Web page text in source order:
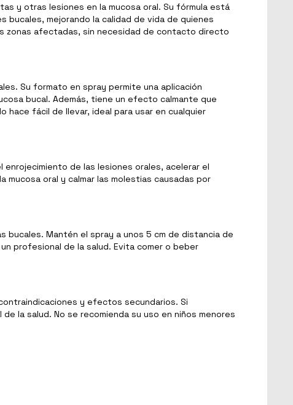
y otras lesiones en la mucosa oral. Su fórmula está
bucales, mejorando la calidad de vida de quienes
zonas afectadas, sin necesidad de contacto directo
Su formato en spray permite una aplicación
bucal. Además, tiene un efecto calmante que
fácil de llevar, ideal para usar en cualquier
de las lesiones orales, acelerar el
oral y calmar las molestias causadas por
bucales. Mantén el spray a unos 5 cm de distancia de
profesional de la salud. Evita comer o beber
y efectos secundarios. Si
la salud. No se recomienda su uso en niños menores